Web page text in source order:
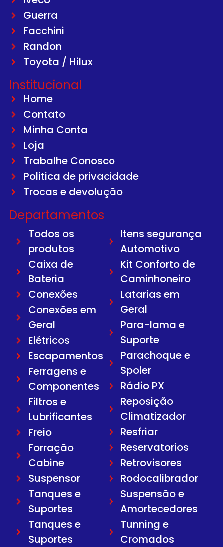
Guerra
Facchini
Randon
Toyota / Hilux
Institucional
Home
Contato
Minha Conta
Loja
Trabalhe Conosco
Politica de privacidade
Trocas e devolução
Departamentos
Todos os
produtos
Caixa de
Bateria
Conexões
Conexões em
Geral
Elétricos
Escapamentos
Ferragens e
Componentes
Filtros e
Lubrificantes
Freio
Forração
Cabine
Suspensor
Tanques e
Suportes
Tanques e
Suportes
Itens segurança
Automotivo
Kit Conforto de
Caminhoneiro
Latarias em
Geral
Para-lama e
Suporte
Parachoque e
Spoler
Rádio PX
Reposição
Climatizador
Resfriar
Reservatorios
Retrovisores
Rodocalibrador
Suspensão e
Amortecedores
Tunning e
Cromados